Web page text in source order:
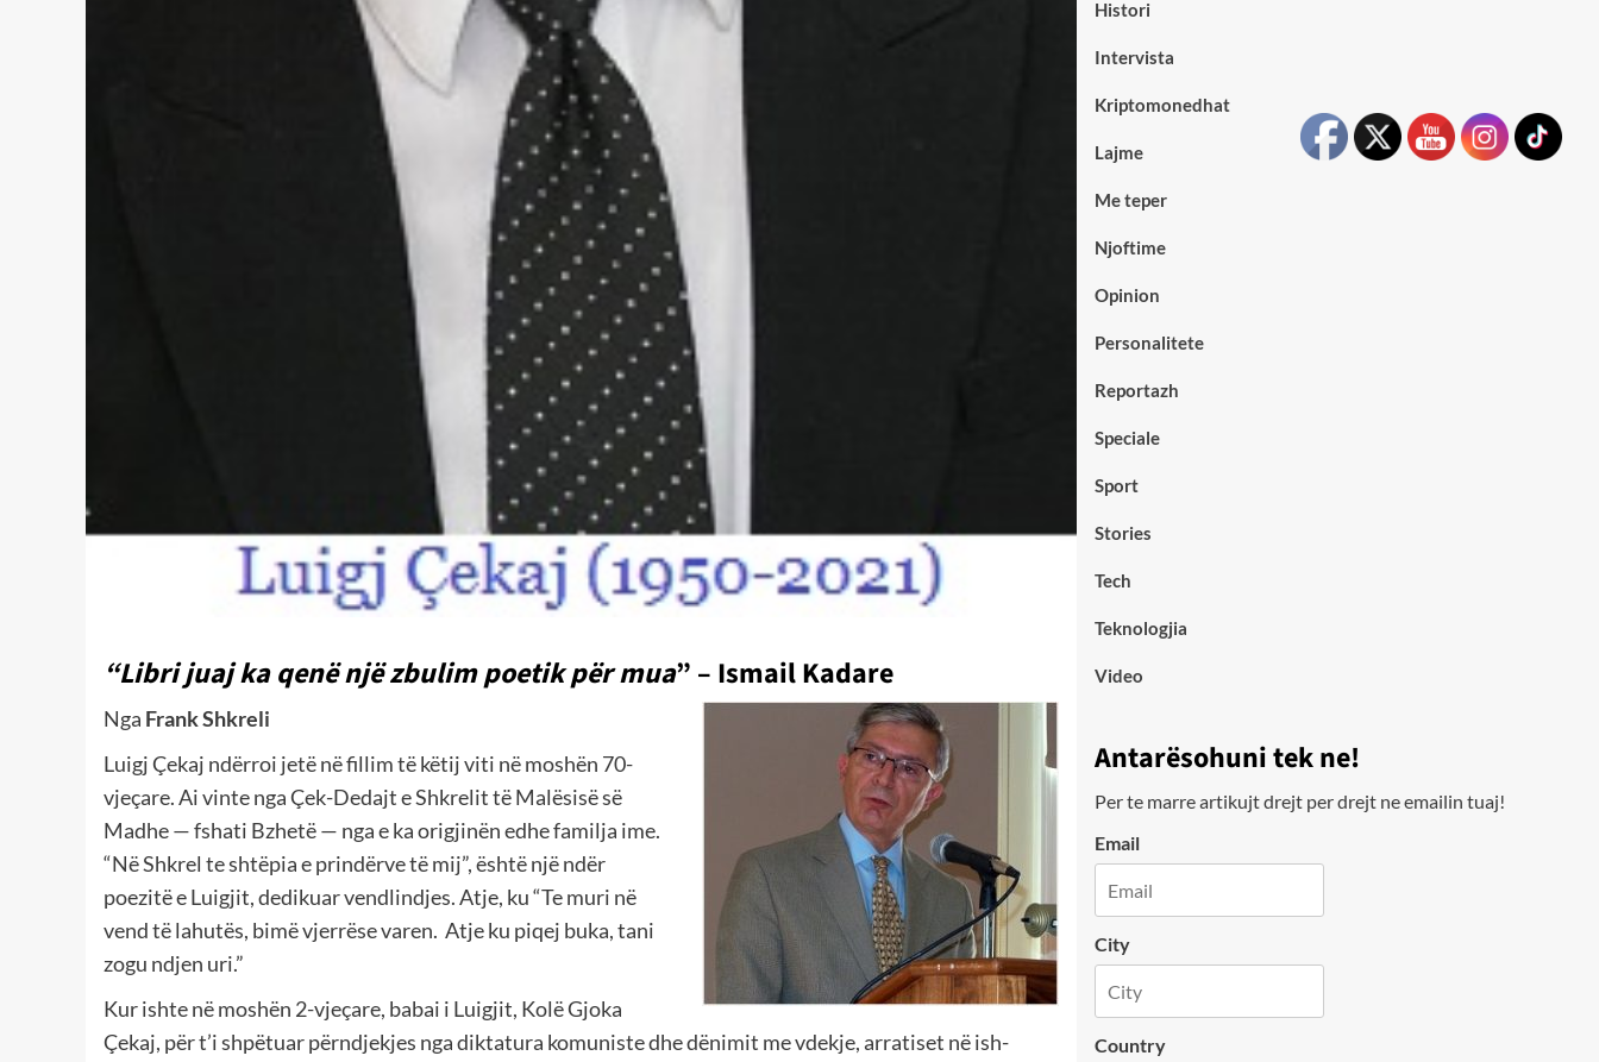
“Libri juaj ka qenë një zbulim poetik për mua” – Ismail Kadare
Nga Frank Shkreli
Luigj Çekaj ndërroi jetë në fillim të këtij viti në moshën 70-
vjeçare. Ai vinte nga Çek-Dedajt e Shkrelit të Malësisë së
Madhe — fshati Bzhetë — nga e ka origjinën edhe familja ime.
“Në Shkrel te shtëpia e prindërve të mij”, është një ndër
poezitë e Luigjit, dedikuar vendlindjes. Atje, ku “Te muri në
vend të lahutës, bimë vjerrëse varen. Atje ku piqej buka, tani
zogu ndjen uri.”
Kur ishte në moshën 2-vjeçare, babai i Luigjit, Kolë Gjoka
Çekaj, për t’i shpëtuar përndjekjes nga diktatura komuniste dhe dënimit me vdekje, arratiset në ish-
Histori
Intervista
Kriptomonedhat
Lajme
Me teper
Njoftime
Opinion
Personalitete
Reportazh
Speciale
Sport
Stories
Tech
Teknologjia
Video
Antarësohuni tek ne!
Per te marre artikujt drejt per drejt ne emailin tuaj!
Email
City
Country